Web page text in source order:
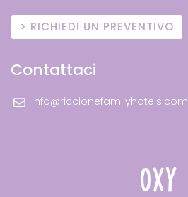
RICHIEDI UN PREVENTIVO
Contattaci
info@riccionefamilyhotels.com